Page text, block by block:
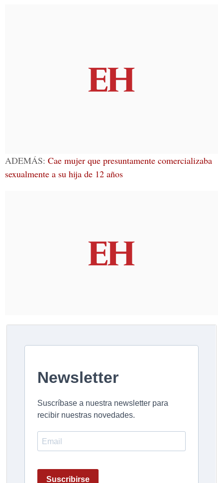
ADEMÁS: Cae mujer que presuntamente comercializaba
sexualmente a su hija de 12 años